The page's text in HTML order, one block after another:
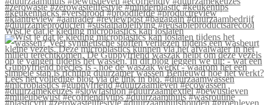
Wist je dat je kleding microplastics kan loslaten